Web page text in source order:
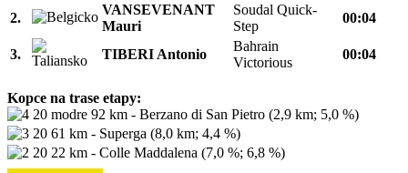
2.
VANSEVENANT
Mauri
Soudal Quick-
Step
00:04
3. TIBERI Antonio
Bahrain
Victorious
00:04
Kopce na trase etapy:
92 km - Berzano di San Pietro (2,9 km; 5,0 %)
61 km - Superga (8,0 km; 4,4 %)
22 km - Colle Maddalena (7,0 %; 6,8 %)